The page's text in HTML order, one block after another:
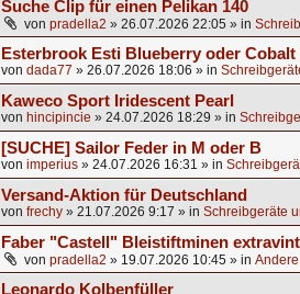
Suche Clip für einen Pelikan 140
von pradella2 » 26.07.2026 22:05 » in
Esterbrook Esti Blueberry oder Cobalt
von dada77 » 26.07.2026 18:06 » in
Kaweco Sport Iridescent Pearl
von hincipincie » 24.07.2026 18:29 » in
[SUCHE] Sailor Feder in M oder B
von imperius » 24.07.2026 16:31 » in
Versand-Aktion für Deutschland
von frechy » 21.07.2026 9:17 » in Schreibgeräte
Faber "Castell" Bleistiftminen
von pradella2 » 19.07.2026 10:45 » in
Leonardo Kolbenfüller